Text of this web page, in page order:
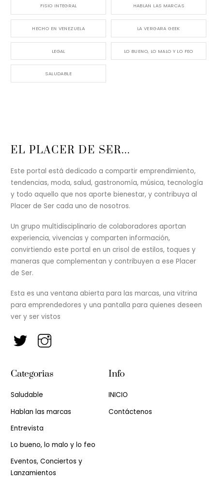
FISIO INTEGRAL HABLAN LAS MARCAS
HECHO EN VENEZUELA LA VERGARA GEEK
LEGAL LO BUENO, LO MALO Y LO FEO
SALUDABLE
Back
Top
EL PLACER DE SER...
Este portal está dedicado a compartir emprendimiento,
tendencias, moda, salud, gastronomía, música, tecnología
y todo aquello que nos aporte bienestar, y contribuya al
Placer de Ser cada uno de nosotros.
Un grupo multidisciplinario de colaboradores aportan
experiencia, vivencias y comparten información,
convirtiendo este portal en un crisol de estilos, toques y
maneras que complementan y contribuyen a ese Placer
de Ser.
Esta es una ventana abierta para las marcas, una vitrina
para emprendedores y una pantalla para quienes deseen
ver y ser vistos
Categorias
Saludable
Hablan las marcas
Entrevista
Lo bueno, lo malo y lo feo
Eventos, Conciertos y
Lanzamientos
Info
INICIO
Contáctenos